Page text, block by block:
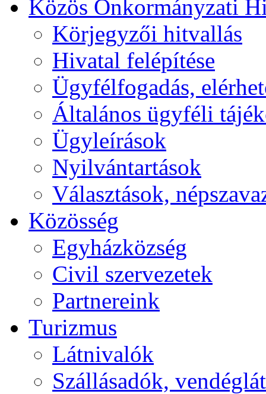
Közös Önkormányzati
Körjegyzői hitvallás
Hivatal felépítése
Ügyfélfogadás,
Általános ügyféli
Ügyleírások
Nyilvántartások
Választások,
Közösség
Egyházközség
Civil szervezetek
Partnereink
Turizmus
Látnivalók
Szállásadók,